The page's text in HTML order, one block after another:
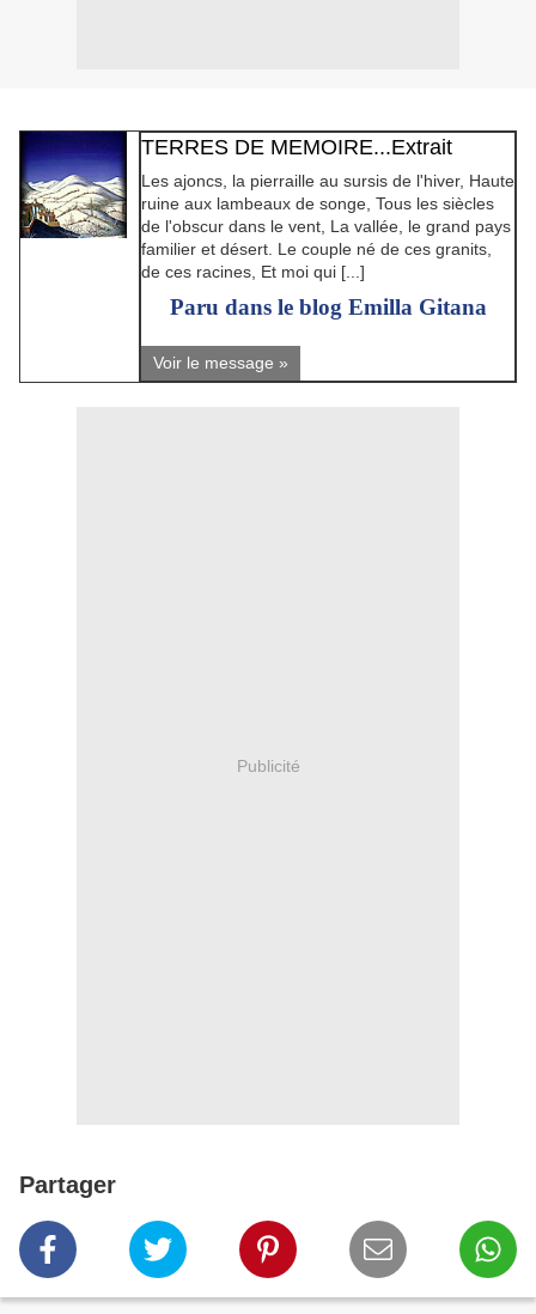
TERRES DE MEMOIRE...Extrait
Les ajoncs, la pierraille au sursis de l'hiver, Haute
ruine aux lambeaux de songe, Tous les siècles
de l'obscur dans le vent, La vallée, le grand pays
familier et désert. Le couple né de ces granits,
de ces racines, Et moi qui [...]
Paru dans le blog Emilla Gitana
Voir le message »
Publicité
Partager